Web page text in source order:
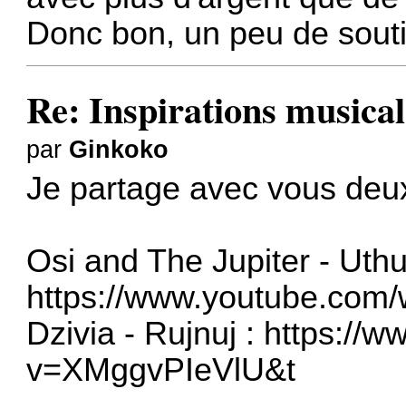
Donc bon, un peu de
Re: Inspirations
par Ginkoko
Je partage avec vous
Osi and The Jupiter -
https://
Dzivia - Rujnuj : https://
v=XMggvPIeVlU&t